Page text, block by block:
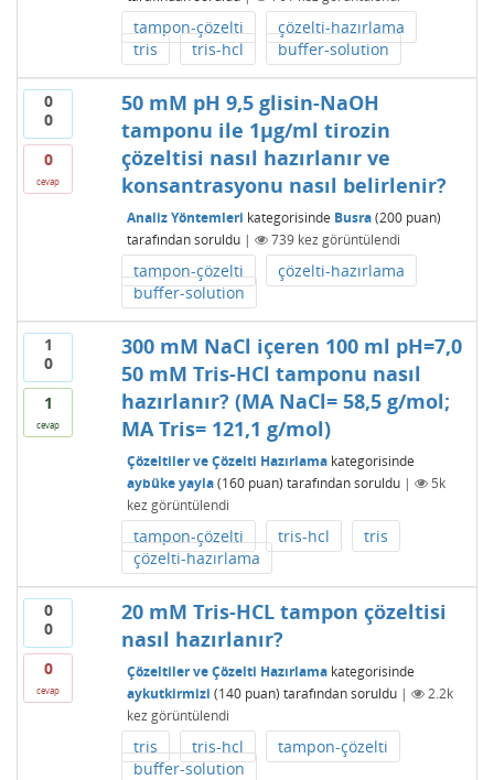
tampon-çözelti
çözelti-hazırlama
tris
tris-hcl buffer-solution
0
0
0
cevap
50 mM pH 9,5 glisin-NaOH
tamponu ile 1µg/ml tirozin
çözeltisi nasıl hazırlanır ve
konsantrasyonu nasıl belirlenir?
Analiz Yöntemleri kategorisinde Busra (200puan)
tarafından soruldu | 739kez görüntülendi
tampon-çözelti
çözelti-hazırlama
buffer-solution
1
0
1
cevap
300 mM NaCl içeren 100 ml pH=7,0
50 mM Tris-HCl tamponu nasıl
hazırlanır? (MA NaCl= 58,5 g/mol;
MA Tris= 121,1 g/mol)
Çözeltiler ve Çözelti Hazırlamakategorisinde
aybüke yayla (160puan) tarafından soruldu |
5k
kez görüntülendi
tampon-çözelti tris-hcl
tris
çözelti-hazırlama
0
0
0
cevap
20 mM Tris-HCL tampon çözeltisi
nasıl hazırlanır?
Çözeltiler ve Çözelti Hazırlamakategorisinde
aykutkirmizi (140puan) tarafından soruldu |
2.2k
kez görüntülendi
tris tris-hcl
tampon-çözelti
buffer-solution